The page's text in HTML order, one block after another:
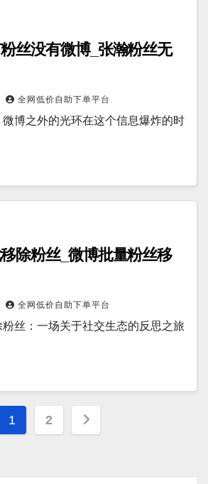
丝没有微博_张瀚粉丝无
全网低价自助下单平台
博之外的光环在这个信息爆炸的时
除粉丝_微博批量粉丝移
全网低价自助下单平台
丝：一场关于社交生态的反思之旅
文
1 2